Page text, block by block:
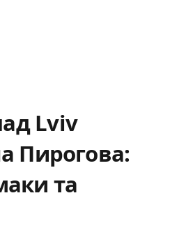
Lviv
Пирогова:
та